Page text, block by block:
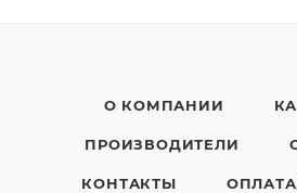
О КОМПАНИИ
ПРОИЗВОДИТЕЛИ
КОНТАКТЫ